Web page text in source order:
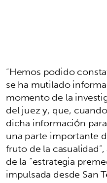
“Hemos podido
se ha mutilado
momento de la
del juez y, que,
dicha información
una parte importante
fruto de la
de la “estrategia
impulsada desde San